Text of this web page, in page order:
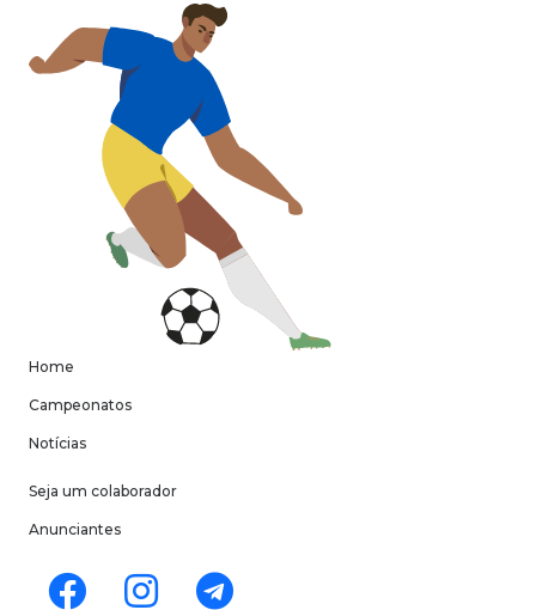
Home
Campeonatos
Notícias
Seja um colaborador
Anunciantes